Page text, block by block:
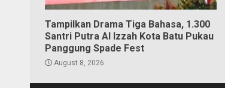
Tampilkan Drama Tiga Bahasa, 1.300
Santri Putra Al Izzah Kota Batu Pukau
Panggung Spade Fest
August 8, 2026